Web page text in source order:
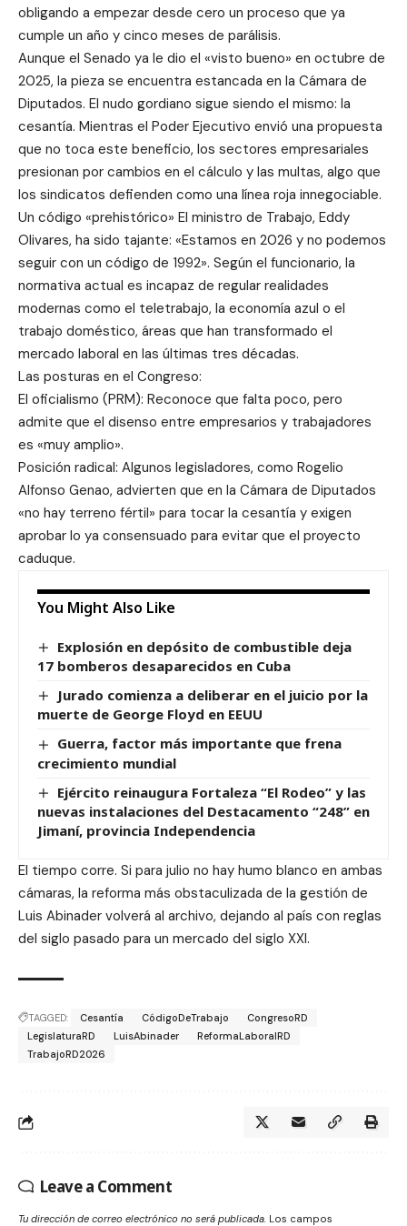
obligando a empezar desde cero un proceso que ya
cumple un año y cinco meses de parálisis.
Aunque el Senado ya le dio el «visto bueno» en octubre de
2025, la pieza se encuentra estancada en la Cámara de
Diputados. El nudo gordiano sigue siendo el mismo: la
cesantía. Mientras el Poder Ejecutivo envió una propuesta
que no toca este beneficio, los sectores empresariales
presionan por cambios en el cálculo y las multas, algo que
los sindicatos defienden como una línea roja innegociable.
Un código «prehistórico» El ministro de Trabajo, Eddy
Olivares, ha sido tajante: «Estamos en 2026 y no podemos
seguir con un código de 1992». Según el funcionario, la
normativa actual es incapaz de regular realidades
modernas como el teletrabajo, la economía azul o el
trabajo doméstico, áreas que han transformado el
mercado laboral en las últimas tres décadas.
Las posturas en el Congreso:
El oficialismo (PRM): Reconoce que falta poco, pero
admite que el disenso entre empresarios y trabajadores
es «muy amplio».
Posición radical: Algunos legisladores, como Rogelio
Alfonso Genao, advierten que en la Cámara de Diputados
«no hay terreno fértil» para tocar la cesantía y exigen
aprobar lo ya consensuado para evitar que el proyecto
caduque.
You Might Also Like
Explosión en depósito de combustible deja
17 bomberos desaparecidos en Cuba
Jurado comienza a deliberar en el juicio por la
muerte de George Floyd en EEUU
Guerra, factor más importante que frena
crecimiento mundial
Ejército reinaugura Fortaleza “El Rodeo” y las
nuevas instalaciones del Destacamento “248” en
Jimaní, provincia Independencia
El tiempo corre. Si para julio no hay humo blanco en ambas
cámaras, la reforma más obstaculizada de la gestión de
Luis Abinader volverá al archivo, dejando al país con reglas
del siglo pasado para un mercado del siglo XXI.
TAGGED: Cesantía CódigoDeTrabajo
CongresoRD
LegislaturaRD
LuisAbinader
ReformaLaboralRD
TrabajoRD2026
Leave a Comment
Tu dirección de correo electrónico no será publicada. Los campos